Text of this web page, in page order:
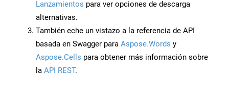
Lanzamientos para ver opciones de descarga
alternativas.
También eche un vistazo a la referencia de API
basada en Swagger para Aspose.Words y
Aspose.Cells para obtener más información sobre
la API REST.